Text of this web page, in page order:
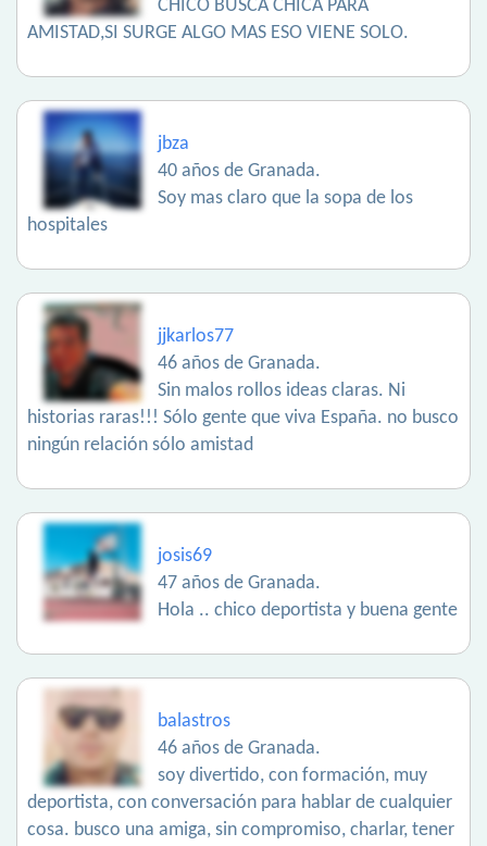
CHICO BUSCA CHICA PARA
AMISTAD,SI SURGE ALGO MAS ESO VIENE SOLO.
jbza
40 años de Granada.
Soy mas claro que la sopa de los
hospitales
jjkarlos77
46 años de Granada.
Sin malos rollos ideas claras. Ni
historias raras!!! Sólo gente que viva España. no busco
ningún relación sólo amistad
josis69
47 años de Granada.
Hola .. chico deportista y buena gente
balastros
46 años de Granada.
soy divertido, con formación, muy
deportista, con conversación para hablar de cualquier
cosa. busco una amiga, sin compromiso, charlar, tener